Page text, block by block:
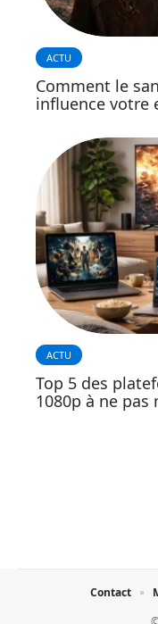
ACTU
Comment le
influence votre
ACTU
Top 5 des
1080p à ne pas
Contact